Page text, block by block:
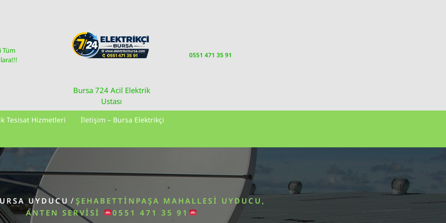
Tüm
Bursa 724 Acil Elektrik
Ustası
0551 471 35 91
Tesisat Hizmetleri
İletişim – Bursa Elektrikçi
UYDUCU / ŞEHABETTINPAŞA MAHALLESI UYDUCU,
ANTEN SERVISI
0551 471 35 91